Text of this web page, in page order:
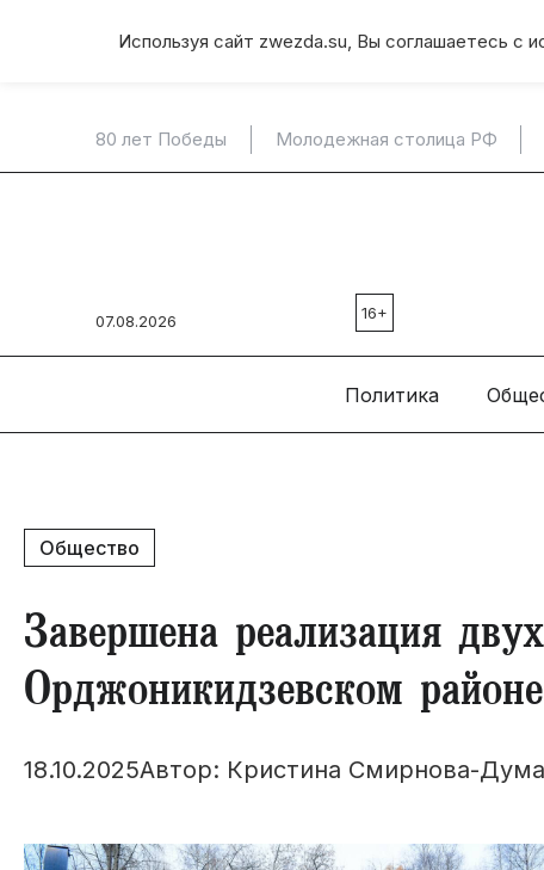
Используя сайт zwezda.su, Вы соглашаетесь с
80 лет Победы Молодежная столица РФ
07.08.2026 16+
Политика
Общество
Завершена реализация
Орджоникидзевском
18.10.2025Автор: Кристина Смирнова-